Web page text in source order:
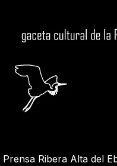
Prensa Ribera Alta del